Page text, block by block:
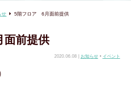
せ 5階フロア 6月面前提供
面前提供
2020.06.08 | お知らせ• イベント